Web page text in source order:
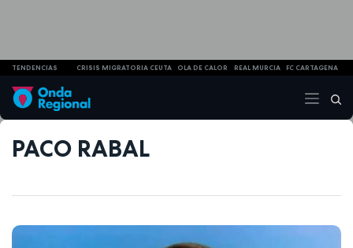
TENDENCIAS CRISIS MIGRATORIA CEUTA OLA DE CALOR REAL MURCIA FC CARTAGENA
PACO RABAL